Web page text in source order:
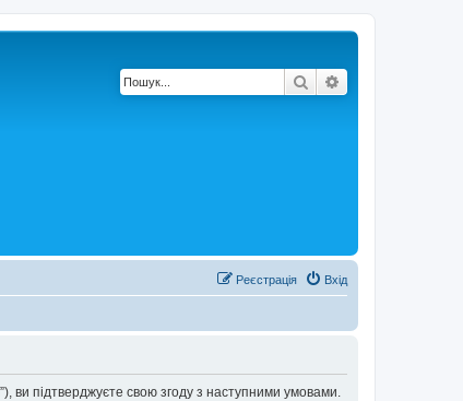
Пошук
Вхід
Реєстрація
ви підтверджуєте свою згоду з наступними умовами.